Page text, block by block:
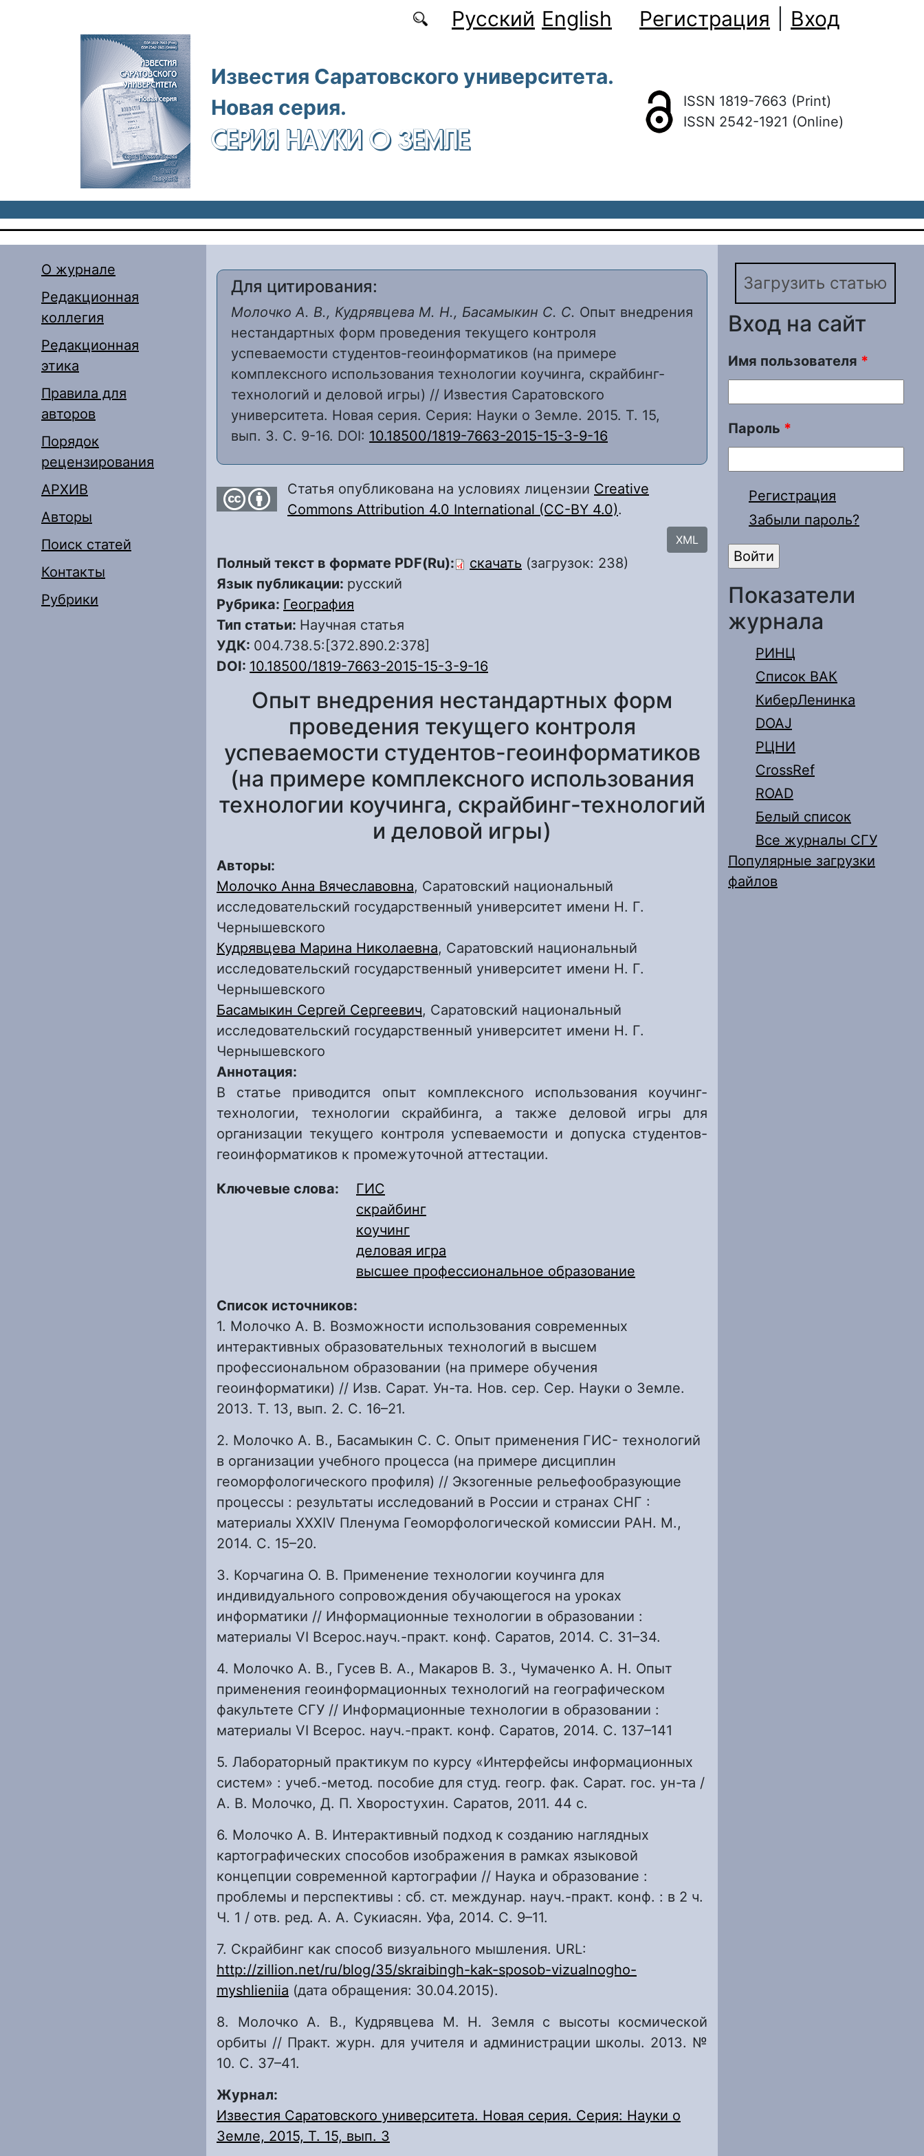
Русский English Регистрация Вход
Известия Саратовского университета.
Новая серия.
СЕРИЯ НАУКИ О ЗЕМЛЕ
ISSN 1819-7663 (Print)
ISSN 2542-1921 (Online)
О журнале
Редакционная
коллегия
Редакционная
этика
Правила для
авторов
Порядок
рецензирования
АРХИВ
Авторы
Поиск статей
Контакты
Рубрики
Для цитирования:
Молочко А. В., Кудрявцева М. Н., Басамыкин С. С. Опыт внедрения
нестандартных форм проведения текущего контроля
успеваемости студентов-геоинформатиков (на примере
комплексного использования технологии коучинга, скрайбинг-
технологий и деловой игры) // Известия Саратовского
университета. Новая серия. Серия: Науки о Земле. 2015. Т. 15,
вып. 3. С. 9-16. DOI: 10.18500/1819-7663-2015-15-3-9-16
Статья опубликована на условиях лицензии Creative
Commons Attribution 4.0 International (CC-BY 4.0).
XML
Полный текст в формате PDF(Ru): скачать (загрузок: 238)
Язык публикации: русский
Рубрика: География
Тип статьи: Научная статья
УДК: 004.738.5:[372.890.2:378]
DOI: 10.18500/1819-7663-2015-15-3-9-16
Опыт внедрения нестандартных форм
проведения текущего контроля
успеваемости студентов-геоинформатиков
(на примере комплексного использования
технологии коучинга, скрайбинг-технологий
и деловой игры)
Авторы:
Молочко Анна Вячеславовна, Саратовский национальный
исследовательский государственный университет имени Н. Г.
Чернышевского
Кудрявцева Марина Николаевна, Саратовский национальный
исследовательский государственный университет имени Н. Г.
Чернышевского
Басамыкин Сергей Сергеевич, Саратовский национальный
исследовательский государственный университет имени Н. Г.
Чернышевского
Аннотация:
В статье приводится опыт комплексного использования коучинг-
технологии, технологии скрайбинга, а также деловой игры для
организации текущего контроля успеваемости и допуска студентов-
геоинформатиков к промежуточной аттестации.
Ключевые слова:
ГИС
скрайбинг
коучинг
деловая игра
высшее профессиональное образование
Список источников:
1. Молочко А. В. Возможности использования современных
интерактивных образовательных технологий в высшем
профессиональном образовании (на примере обучения
геоинформатики) // Изв. Сарат. Ун-та. Нов. сер. Сер. Науки о Земле.
2013. Т. 13, вып. 2. С. 16–21.
2. Молочко А. В., Басамыкин С. С. Опыт применения ГИС- технологий
в организации учебного процесса (на примере дисциплин
геоморфологического профиля) // Экзогенные рельефообразующие
процессы : результаты исследований в России и странах СНГ :
материалы XXXIV Пленума Геоморфологической комиссии РАН. М.,
2014. С. 15–20.
3. Корчагина О. В. Применение технологии коучинга для
индивидуального сопровождения обучающегося на уроках
информатики // Информационные технологии в образовании :
материалы VI Всерос.науч.-практ. конф. Саратов, 2014. С. 31–34.
4. Молочко А. В., Гусев В. А., Макаров В. З., Чумаченко А. Н. Опыт
применения геоинформационных технологий на географическом
факультете СГУ // Информационные технологии в образовании :
материалы VI Всерос. науч.-практ. конф. Саратов, 2014. С. 137–141
5. Лабораторный практикум по курсу «Интерфейсы информационных
систем» : учеб.-метод. пособие для студ. геогр. фак. Сарат. гос. ун-та /
А. В. Молочко, Д. П. Хворостухин. Саратов, 2011. 44 с.
6. Молочко А. В. Интерактивный подход к созданию наглядных
картографических способов изображения в рамках языковой
концепции современной картографии // Наука и образование :
проблемы и перспективы : сб. ст. междунар. науч.-практ. конф. : в 2 ч.
Ч. 1 / отв. ред. А. А. Сукиасян. Уфа, 2014. С. 9–11.
7. Скрайбинг как способ визуального мышления. URL:
http://zillion.net/ru/blog/35/skraibingh-kak-sposob-vizualnogho-
myshlieniia (дата обращения: 30.04.2015).
8. Молочко А. В., Кудрявцева М. Н. Земля с высоты космической
орбиты // Практ. журн. для учителя и администрации школы. 2013. №
10. С. 37–41.
Журнал:
Известия Саратовского университета. Новая серия. Серия: Науки о
Земле, 2015, Т. 15, вып. 3
Загрузить статью
Вход на сайт
Имя пользователя *
Пароль *
Регистрация
Забыли пароль?
Показатели
журнала
РИНЦ
Список ВАК
КиберЛенинка
DOAJ
РЦНИ
CrossRef
ROAD
Белый список
Все журналы СГУ
Популярные загрузки
файлов